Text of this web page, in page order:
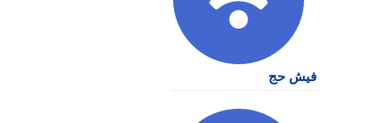
فیش حج